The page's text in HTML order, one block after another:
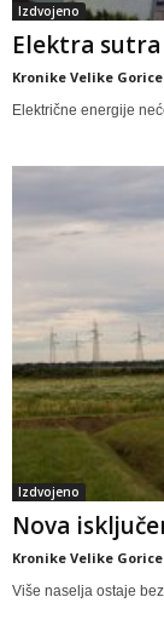
Izdvojeno
Elektra
Kronike Velike Gorice
Električne energije
Izdvojeno
Nova
Kronike Velike Gorice
Više naselja ostaje